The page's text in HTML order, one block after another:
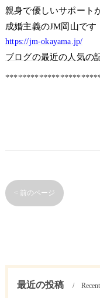
親身で優しいサポート
成婚主義のJM岡山です
https://jm-okayama.jp/
ブログの最近の人気の
< 前のページ
最近の投稿